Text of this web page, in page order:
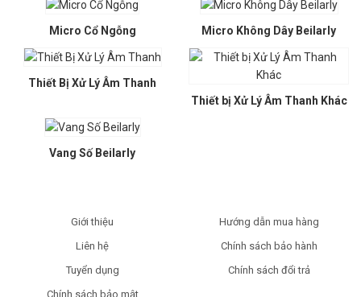
Micro Cổ Ngỗng Micro Không Dây Beilarly
Thiết Bị Xử Lý Âm Thanh
Thiết bị Xử Lý Âm Thanh Khác
Vang Số Beilarly
Giới thiệu
Liên hệ
Tuyển dụng
Chính sách bảo mật
Hướng dẫn mua hàng
Chính sách bảo hành
Chính sách đổi trả